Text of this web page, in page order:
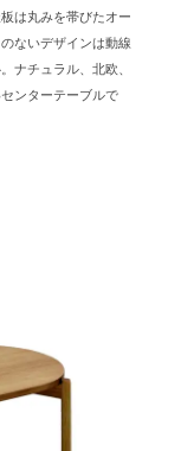
は丸みを帯びたオー
ないデザインは動線
ナチュラル、北欧、
ンターテーブルで